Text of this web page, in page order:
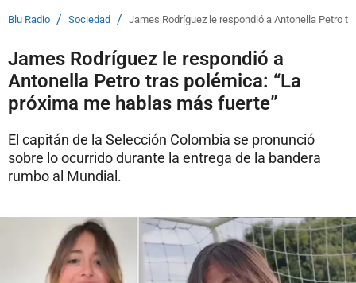
Blu Radio / Sociedad / James Rodríguez le respondió a Antonella Petro
James Rodríguez le respondió a
Antonella Petro tras polémica: “La
próxima me hablas más fuerte”
El capitán de la Selección Colombia se pronunció
sobre lo ocurrido durante la entrega de la bandera
rumbo al Mundial.